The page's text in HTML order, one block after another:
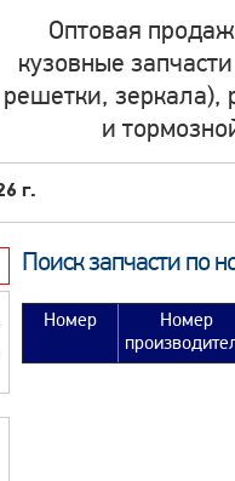
Оптовая
кузовные
решетки, зеркала),
и
г.
Поиск запчасти по
Номер
Номер